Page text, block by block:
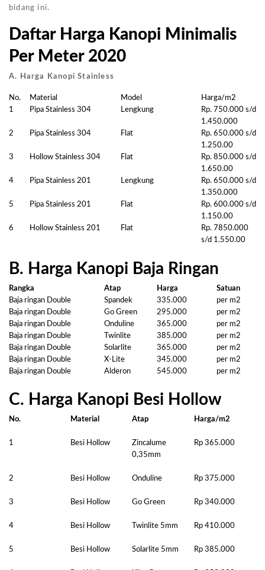
bidang ini.
Daftar Harga Kanopi Minimalis
Per Meter 2020
A. Harga Kanopi Stainless
No. Material Model
Harga/m2
1
Pipa Stainless 304 Lengkung
Rp. 750.000 s/d
1.450.000
2
Pipa Stainless 304 Flat
Rp. 650.000 s/d
1.250.00
3
Hollow Stainless 304 Flat
Rp. 850.000 s/d
1.650.00
4
Pipa Stainless 201 Lengkung
Rp. 650.000 s/d
1.350.000
5
Pipa Stainless 201 Flat
Rp. 600.000 s/d
1.150.00
6
Hollow Stainless 201 Flat
Rp. 7850.000
s/d 1.550.00
B. Harga Kanopi Baja Ringan
Rangka Atap Harga
Satuan
Baja ringan Double
Spandek 335.000
per m2
Baja ringan Double
Go Green 295.000
per m2
Baja ringan Double
Onduline 365.000
per m2
Baja ringan Double
Twinlite 385.000
per m2
Baja ringan Double
Solarlite 365.000
per m2
Baja ringan Double
X-Lite 345.000
per m2
Baja ringan Double
Alderon 545.000 per m2
C. Harga Kanopi Besi Hollow
No. Material Atap Harga/m2
1 Besi Hollow
Zincalume
0,35mm
Rp 365.000
2 Besi Hollow Onduline Rp 375.000
3 Besi Hollow Go Green Rp 340.000
4 Besi Hollow Twinlite 5mm Rp 410.000
5 Besi Hollow Solarlite 5mm Rp 385.000